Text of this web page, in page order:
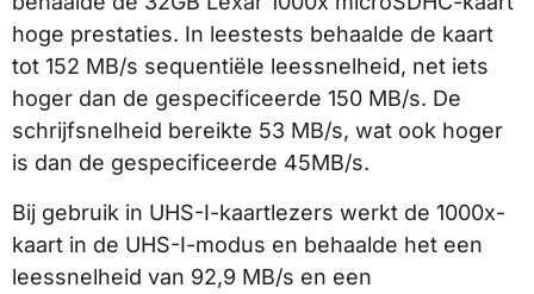
hoge prestaties. In leestests behaalde de kaart
tot 152 MB/s sequentiële leessnelheid, net iets
hoger dan de gespecificeerde 150 MB/s. De
schrijfsnelheid bereikte 53 MB/s, wat ook hoger
is dan de gespecificeerde 45MB/s.
Bij gebruik in UHS-I-kaartlezers werkt de 1000x-
kaart in de UHS-I-modus en behaalde het een
leessnelheid van 92,9 MB/s en een